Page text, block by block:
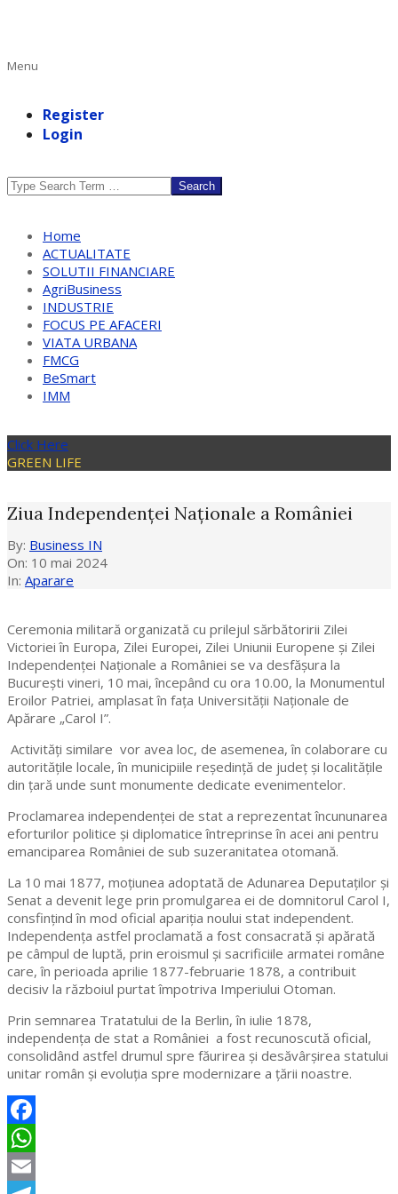
Primary
Menu
Register
Login
Search
Home
ACTUALITATE
SOLUTII FINANCIARE
AgriBusiness
INDUSTRIE
FOCUS PE AFACERI
VIATA URBANA
FMCG
BeSmart
IMM
Click Here
GREEN LIFE
Ziua Independenței Naționale a României
By: Business IN
On: 10 mai 2024
In: Aparare
Ceremonia militară organizată cu prilejul sărbătoririi Zilei
Victoriei în Europa, Zilei Europei, Zilei Uniunii Europene și Zilei
Independenței Naționale a României se va desfășura la
București vineri, 10 mai, începând cu ora 10.00, la Monumentul
Eroilor Patriei, amplasat în fața Universității Naționale de
Apărare „Carol I”.
Activități similare vor avea loc, de asemenea, în colaborare cu
autoritățile locale, în municipiile reședință de județ și localitățile
din țară unde sunt monumente dedicate evenimentelor.
Proclamarea independenţei de stat a reprezentat încununarea
eforturilor politice și diplomatice întreprinse în acei ani pentru
emanciparea României de sub suzeranitatea otomană.
La 10 mai 1877, moțiunea adoptată de Adunarea Deputaților și
Senat a devenit lege prin promulgarea ei de domnitorul Carol I,
consfințind în mod oficial apariția noului stat independent.
Independenţa astfel proclamată a fost consacrată şi apărată
pe câmpul de luptă, prin eroismul și sacrificiile armatei române
care, în perioada aprilie 1877-februarie 1878, a contribuit
decisiv la războiul purtat împotriva Imperiului Otoman.
Prin semnarea Tratatului de la Berlin, în iulie 1878,
independența de stat a României a fost recunoscută oficial,
consolidând astfel drumul spre făurirea și desăvârșirea statului
unitar român și evoluția spre modernizare a țării noastre.
Facebook
WhatsApp